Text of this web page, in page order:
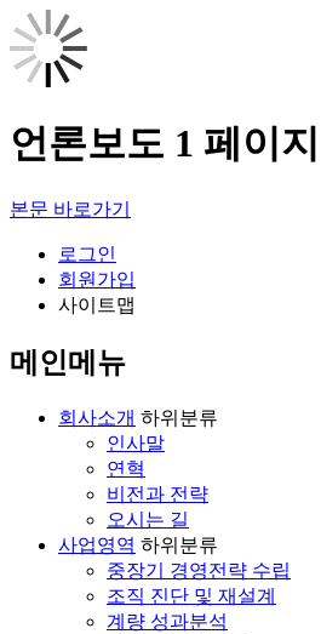
언론보도 1 페이지
본문 바로가기
로그인
회원가입
사이트맵
메인메뉴
회사소개 하위분류
인사말
연혁
비전과 전략
오시는 길
사업영역 하위분류
중장기 경영전략 수립
조직 진단 및 재설계
계량 성과분석